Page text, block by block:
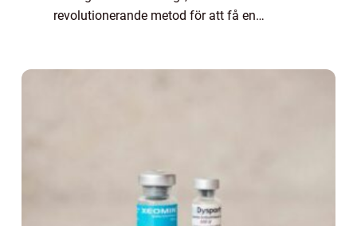
revolutionerande metod för att få en